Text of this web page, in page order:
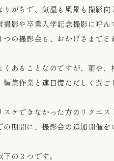
りがちで、気温も風景も撮影向
撮影や卒業入学記念撮影に呼ん
つの撮影会も、おかげさまでど
くあることなのですが、雨や
編集作業と連日慌ただしく過ご
ケできなかった方のリクエス
の期間に、撮影会の追加開催を
の３つです。